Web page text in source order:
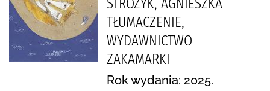
TŁUMACZENIE,
WYDAWNICTWO
ZAKAMARKI
Rok wydania: 2025.